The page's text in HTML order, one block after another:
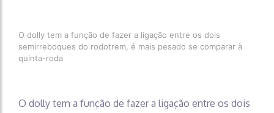
O dolly tem a função de fazer a ligação entre os dois
semirreboques do rodotrem, é mais pesado se comparar à
quinta-roda
O dolly tem a função de fazer a ligação entre os dois